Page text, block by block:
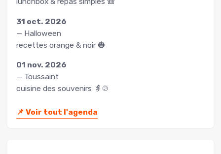
31 oct. 2026
— Halloween
recettes orange & noir 🎃
01 nov. 2026
— Toussaint
cuisine des souvenirs 👵🍲
📌 Voir tout l'agenda